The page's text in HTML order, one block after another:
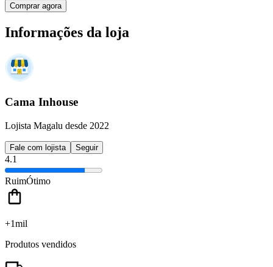
Comprar agora
Informações da loja
Cama Inhouse
Lojista Magalu desde 2022
Fale com lojista Seguir
4.1
RuimÓtimo
+1mil
Produtos vendidos